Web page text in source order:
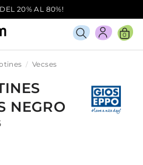
20% AL 80%!
0
Vecses
NEGRO